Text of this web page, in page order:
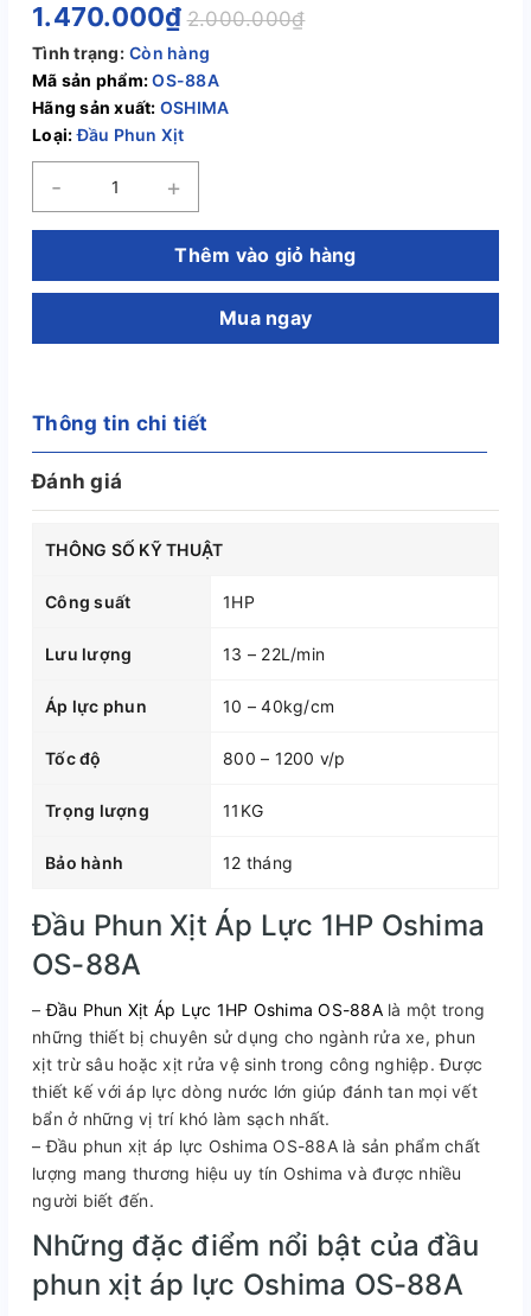
1.470.000₫ 2.000.000₫
Tình trạng: Còn hàng
Mã sản phẩm:OS-88A
Hãng sản xuất: OSHIMA
Loại:Đầu Phun Xịt
- +
Thêm vào giỏ hàng
Mua ngay
Thông tin chi tiết
Đánh giá
THÔNG SỐ KỸ THUẬT
Công suất 1HP
Lưu lượng 13 – 22L/min
Áp lực phun 10 – 40kg/cm
Tốc độ 800 – 1200 v/p
Trọng lượng 11KG
Bảo hành 12 tháng
Đầu Phun Xịt Áp Lực 1HP Oshima
OS-88A
–Đầu Phun Xịt Áp Lực 1HP Oshima OS-88Alà một trong
những thiết bị chuyên sử dụng cho ngành rửa xe, phun
xịt trừ sâu hoặc xịt rửa vệ sinh trong công nghiệp. Được
thiết kế với áp lực dòng nước lớn giúp đánh tan mọi vết
bẩn ở những vị trí khó làm sạch nhất.
– Đầu phun xịt áp lực Oshima OS-88A là sản phẩm chất
lượng mang thương hiệu uy tín Oshima và được nhiều
người biết đến.
Những đặc điểm nổi bật của đầu
phun xịt áp lực Oshima OS-88A